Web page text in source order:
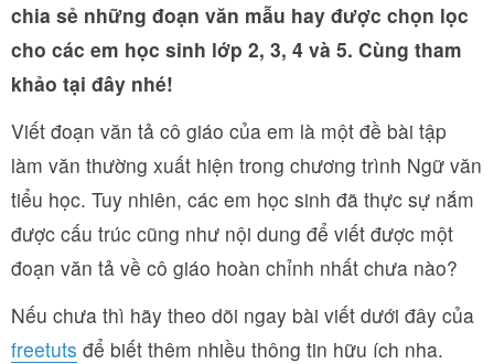
chia sẻ những đoạn văn mẫu hay được chọn lọc
cho các em học sinh lớp 2, 3, 4 và 5. Cùng tham
khảo tại đây nhé!
Viết đoạn văn tả cô giáo của em là một đề bài tập
làm văn thường xuất hiện trong chương trình Ngữ văn
tiểu học. Tuy nhiên, các em học sinh đã thực sự nắm
được cấu trúc cũng như nội dung để viết được một
đoạn văn tả về cô giáo hoàn chỉnh nhất chưa nào?
Nếu chưa thì hãy theo dõi ngay bài viết dưới đây của
freetuts để biết thêm nhiều thông tin hữu ích nha.